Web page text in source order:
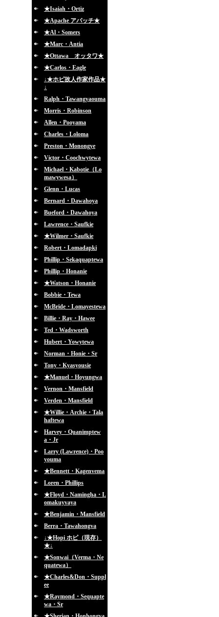
★Isaiah・Ortiz
★Apache アパッチ★
★Al・Somers
★Marc・Antia
★Ottawa オッタワ★
★Carlos・Eagle
↓★ホピ故人作家作品★
↓
Ralph・Tawangyaouma
Morris・Robinson
Allen・Pooyama
Charles・Loloma
Preston・Monongye
Victor・Coochwytewa
Michael・Kabotie（Lo
mawywesa）
Glenn・Lucas
Bernard・Dawahoya
Bueford・Dawahoya
Lawrence・Saufkie
★Wilmer・Saufkie
Robert・Lomadapki
Phillip・Sekaquaptewa
Phillip・Honanie
★Watson・Honanie
Bobbie・Tewa
McBride・Lomayestewa
Billie・Ray・Hawee
Ted・Wadsworth
Hubert・Yowytewa
Norman・Honie・Sr
Tony・Kyasyousie
★Manuel・Hoyungwa
Vernon・Mansfield
Verden・Mansfield
★Willie・Archie・Tala
haftewa
Harvey・Quanimptew
a・Jr
Larry (Lawrence)・Poo
youma
★Bennett・Kagenvema
Loren・Phillips
★Floyd・Namingha・L
omakuyvaya
★Benjamin・Mansfield
Berra・Tawahongva
↓★Hopi ホピ（現存）
★↓
★Sonwai（Verma・Ne
quatewa）
★Charles&Don・Suppl
ee
★Raymond・Sequapte
wa・Sr